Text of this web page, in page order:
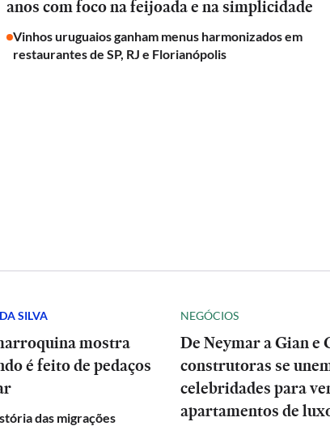
anos com foco na feijoada e na simplicidade
Vinhos uruguaios ganham menus harmonizados em
restaurantes de SP, RJ e Florianópolis
SILVA
mostra
é feito de pedaços
das migrações
NEGÓCIOS
De Neymar a Gian e
construtoras se
celebridades para
apartamentos de